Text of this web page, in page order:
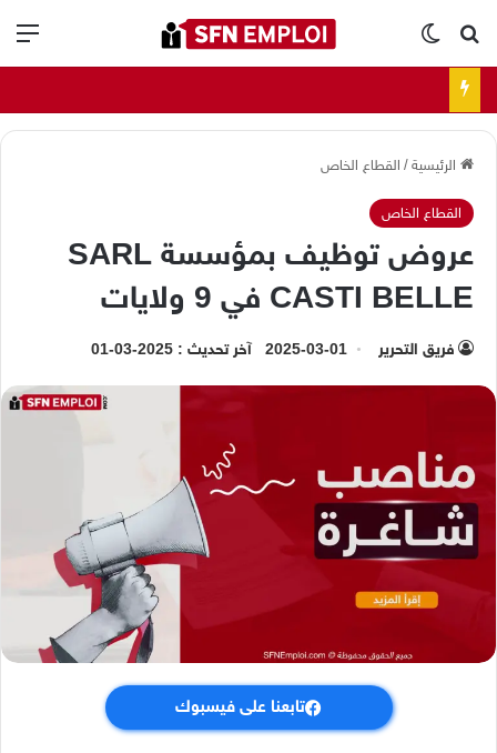
بحث عنالوضع المظلم
الرئيسية/ القطاع الخاص
القطاع الخاص
عروض توظيف بمؤسسة SARL
CASTI BELLE في 9 ولايات
فريق التحرير 2025-03-01 آخر تحديث : 2025-03-01
تابعنا على فيسبوك